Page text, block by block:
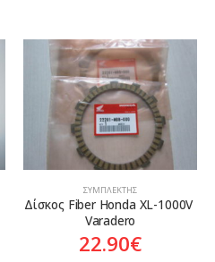
ΣΥΜΠΛΈΚΤΗΣ
Δίσκος Fiber Honda XL-1000V
Varadero
22.90€